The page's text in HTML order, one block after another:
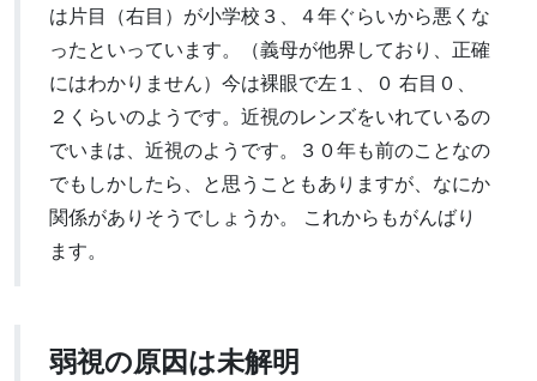
は片目（右目）が小学校３、４年ぐらいから悪くな
ったといっています。（義母が他界しており、正確
にはわかりません）今は裸眼で左１、０ 右目０、
２くらいのようです。近視のレンズをいれているの
でいまは、近視のようです。３０年も前のことなの
でもしかしたら、と思うこともありますが、なにか
関係がありそうでしょうか。 これからもがんばり
ます。
弱視の原因は未解明